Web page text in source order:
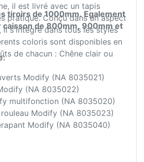
il est livré avec un tapis
pratique. Conçu dans un aspect
il s'intègre dans tous les styles
coloris sont disponibles en
de chacun : Chêne clair ou
tiroirs de 1000mm. Egalement
caisson de 800mm, 900mm et
Modify (NA 8035021)
(NA 8035022)
multifonction (NA 8035020)
Modify (NA 8035023)
Modify (NA 8035040)